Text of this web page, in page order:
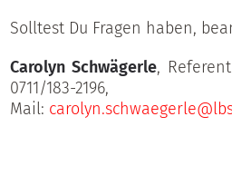
Solltest Du Fragen haben,
Carolyn Schwägerle,
0711/183-2196,
Mail: c